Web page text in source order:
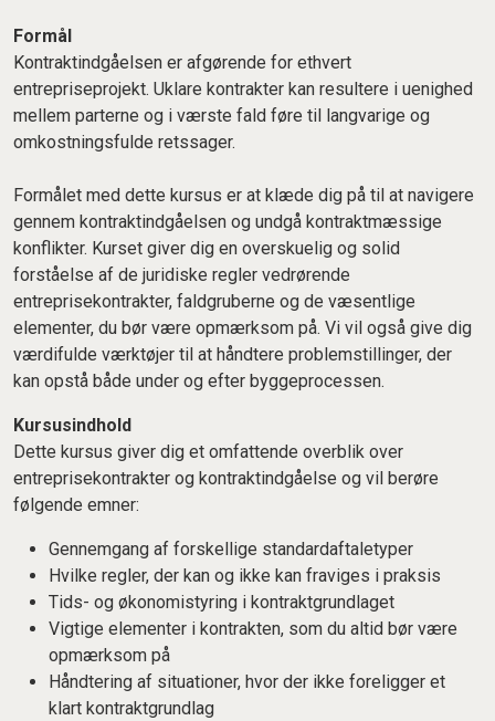
Formål
Kontraktindgåelsen er afgørende for ethvert
entrepriseprojekt. Uklare kontrakter kan resultere i uenighed
mellem parterne og i værste fald føre til langvarige og
omkostningsfulde retssager.
Formålet med dette kursus er at klæde dig på til at navigere
gennem kontraktindgåelsen og undgå kontraktmæssige
konflikter. Kurset giver dig en overskuelig og solid
forståelse af de juridiske regler vedrørende
entreprisekontrakter, faldgruberne og de væsentlige
elementer, du bør være opmærksom på. Vi vil også give dig
værdifulde værktøjer til at håndtere problemstillinger, der
kan opstå både under og efter byggeprocessen.
Kursusindhold
Dette kursus giver dig et omfattende overblik over
entreprisekontrakter og kontraktindgåelse og vil berøre
følgende emner:
Gennemgang af forskellige standardaftaletyper
Hvilke regler, der kan og ikke kan fraviges i praksis
Tids- og økonomistyring i kontraktgrundlaget
Vigtige elementer i kontrakten, som du altid bør være
opmærksom på
Håndtering af situationer, hvor der ikke foreligger et
klart kontraktgrundlag